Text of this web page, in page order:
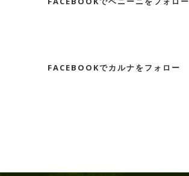
FACEBOOKでカルナをフォロー